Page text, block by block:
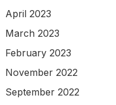
April 2023
March 2023
February 2023
November 2022
September 2022